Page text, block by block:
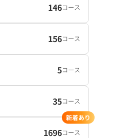
146コース
156コース
5コース
35コース
1696コース
新着あり